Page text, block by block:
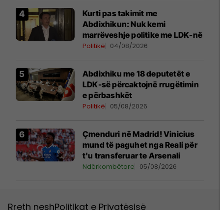
Kurti pas takimit me
Abdixhikun: Nuk kemi
marrëveshje politike me LDK-në
Politikë 04/08/2026
Abdixhiku me 18 deputetët e
LDK-së përcaktojnë rrugëtimin
e përbashkët
Politikë 05/08/2026
Çmenduri në Madrid! Vinicius
mund të paguhet nga Reali për
t'u transferuar te Arsenali
Ndërkombëtare 05/08/2026
Rreth neshPolitikat e Privatësisë